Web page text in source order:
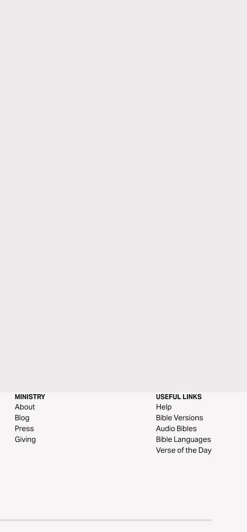
MINISTRY
About
Blog
Press
Giving
USEFUL LINKS
Help
Bible Versions
Audio Bibles
Bible Languages
Verse of the Day